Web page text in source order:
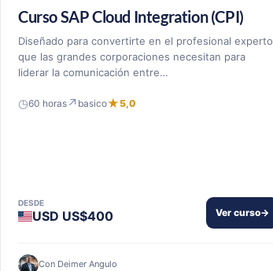
Curso SAP Cloud Integration (CPI)
Diseñado para convertirte en el profesional experto
que las grandes corporaciones necesitan para
liderar la comunicación entre…
◷60 horas ↗ basico★5,0
DESDE
USD US$400 Ver curso→
Con Deimer Angulo